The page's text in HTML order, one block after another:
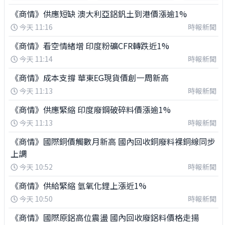
《商情》供應短缺 澳大利亞鋁釩土到港價漲逾1%
今天 11:16 時報新聞
《商情》看空情緒增 印度粉礦CFR轉跌近1%
今天 11:14 時報新聞
《商情》成本支撐 華東EG現貨價創一周新高
今天 11:13 時報新聞
《商情》供應緊縮 印度廢鋼破碎料價漲逾1%
今天 11:13 時報新聞
《商情》國際銅價觸數月新高 國內回收銅廢料裸銅線同步
上調
今天 10:52 時報新聞
《商情》供給緊縮 氫氧化鋰上漲近1%
今天 10:50 時報新聞
《商情》國際原鋁高位震盪 國內回收廢鋁料價格走揚